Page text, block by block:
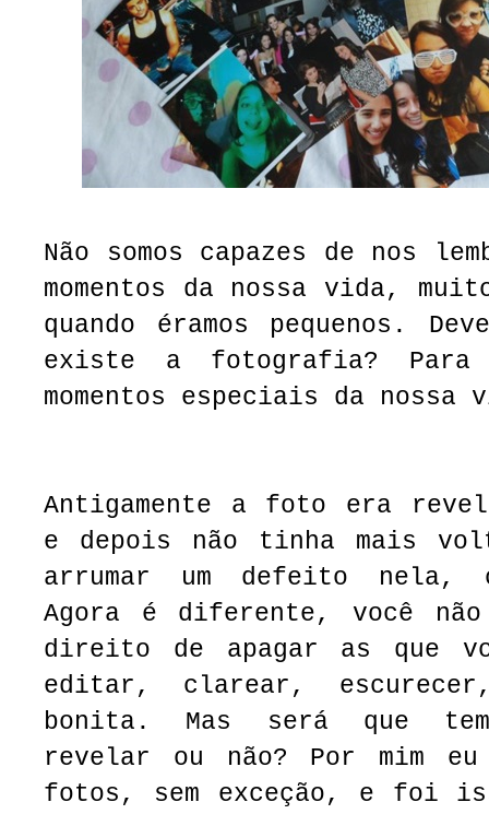
Não somos capazes de nos
momentos da nossa vida,
quando éramos pequenos.
existe a fotografia? Para
momentos especiais da nossa
Antigamente a foto era
e depois não tinha mais
arrumar um defeito
Agora é diferente, você
direito de apagar as que
editar, clarear,
bonita. Mas será que
revelar ou não? Por mim
fotos, sem exceção, e foi